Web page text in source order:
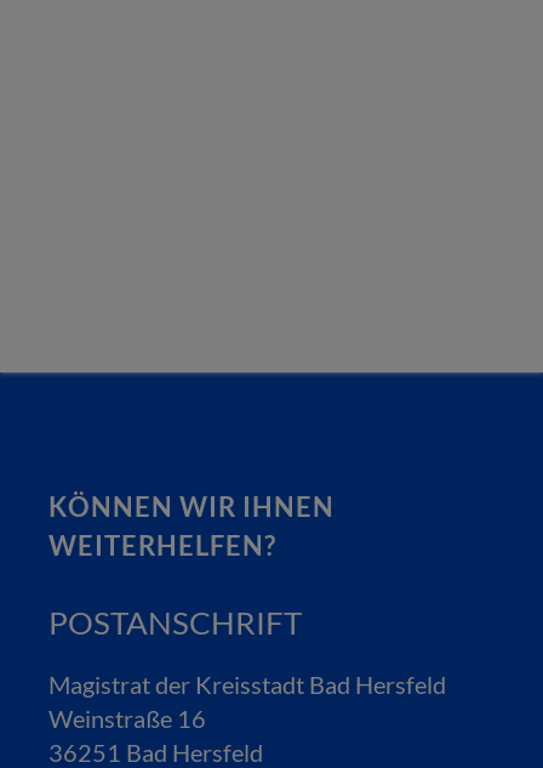
KÖNNEN WIR IHNEN
WEITERHELFEN?
POSTANSCHRIFT
Magistrat der Kreisstadt Bad Hersfeld
Weinstraße 16
36251 Bad Hersfeld